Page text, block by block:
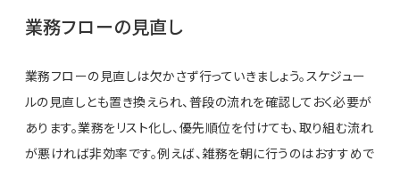
業務フローの見直し
業務フローの見直しは欠かさず行っていきましょう。スケジュー
ルの見直しとも置き換えられ、普段の流れを確認しておく必要が
あります。業務をリスト化し、優先順位を付けても、取り組む流れ
が悪ければ非効率です。例えば、雑務を朝に行うのはおすすめで